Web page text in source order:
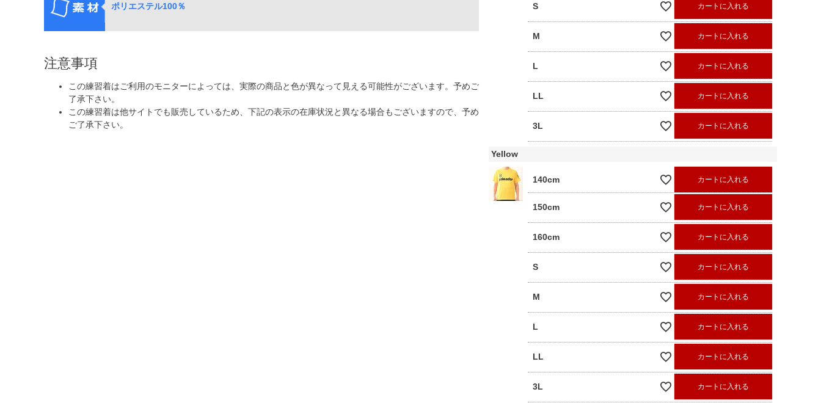
ポリエステル100％
注意事項
この練習着はご利用のモニターによっては、実際の商品と色が異なって見える可能性がございます。予めご
了承下さい。
この練習着は他サイトでも販売しているため、下記の表示の在庫状況と異なる場合もございますので、予め
ご了承下さい。
S カートに入れる
M カートに入れる
L カートに入れる
LL カートに入れる
3L カートに入れる
Yellow
140cm カートに入れる
150cm カートに入れる
160cm カートに入れる
S カートに入れる
M カートに入れる
L カートに入れる
LL カートに入れる
3L カートに入れる